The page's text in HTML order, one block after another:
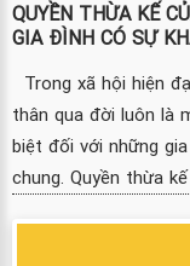
QUYỀN THỪA KẾ
GIA ĐÌNH CÓ SỰ
Trong xã hội hiện
thân qua đời luôn là
biệt đối với những
chung. Quyền thừa